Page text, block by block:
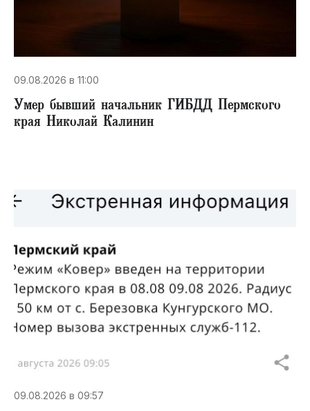
09.08.2026 в 11:00
Умер бывший начальник ГИБДД Пермского
края Николай Калинин
09.08.2026 в 09:57